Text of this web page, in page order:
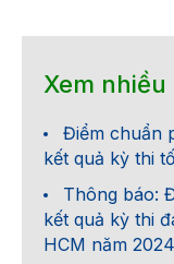
Xem nhiều
Điểm chuẩn
kết quả kỳ thi
Thông báo:
kết quả kỳ thi
HCM năm 2024